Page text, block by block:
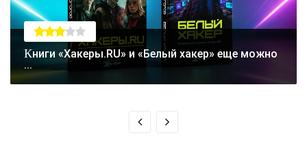
Книги «Хакеры.RU» и «Белый хакер» еще можно
...